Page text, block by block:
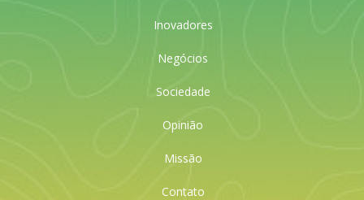
Inovadores
Negócios
Sociedade
Opinião
Missão
Contato